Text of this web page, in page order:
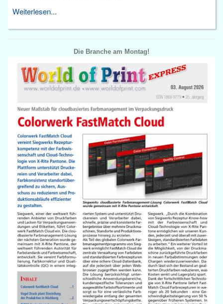
Weiterlesen...
Die Branche am Montag!